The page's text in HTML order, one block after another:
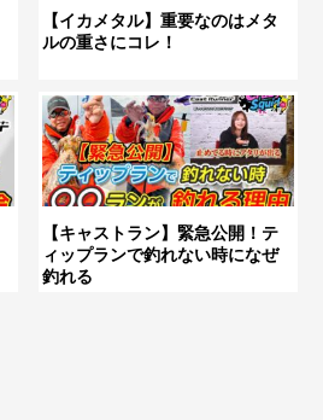
【イカメタル】重要なのはメタ
ルの重さにコレ！
【キャストラン】緊急公開！テ
ィップランで釣れない時になぜ
釣れる